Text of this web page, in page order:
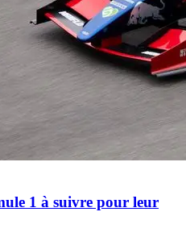
1 à suivre pour leur